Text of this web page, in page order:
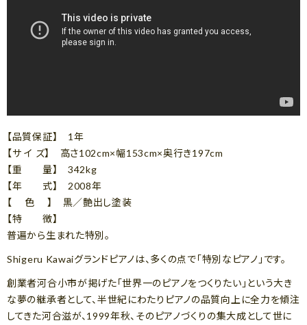
【品質保証】 1年
【サ イ ズ】 高さ102cm×幅153cm×奥行き197cm
【重 量】 342kg
【年 式】 2008年
【 色 】 黒／艶出し塗装
【特 徴】
普遍から生まれた特別。
Shigeru Kawaiグランドピアノは、多くの点で「特別なピアノ」です。
創業者河合小市が掲げた「世界一のピアノをつくりたい」という大き
な夢の継承者として、半世紀にわたりピアノの品質向上に全力を傾注
してきた河合滋が、1999年秋、そのピアノづくりの集大成として世に